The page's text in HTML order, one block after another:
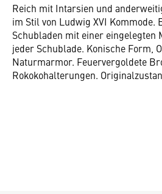
Reich mit Intarsien und
im Stil von Ludwig XVI Kommode.
Schubladen mit einer eingelegten
jeder Schublade. Konische Form,
Naturmarmor. Feuervergoldete
Rokokohalterungen.